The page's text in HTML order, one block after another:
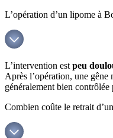
L’opération d’un lipome à
L’intervention est peu
Après l’opération, une gêne
généralement bien contrôlée
Combien coûte le retrait